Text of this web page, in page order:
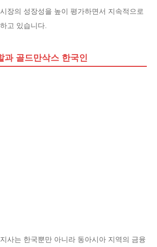
장의 성장성을 높이 평가하면서 지속적으로
고 있습니다.
과 골드만삭스 한국인
사는 한국뿐만 아니라 동아시아 지역의 금융